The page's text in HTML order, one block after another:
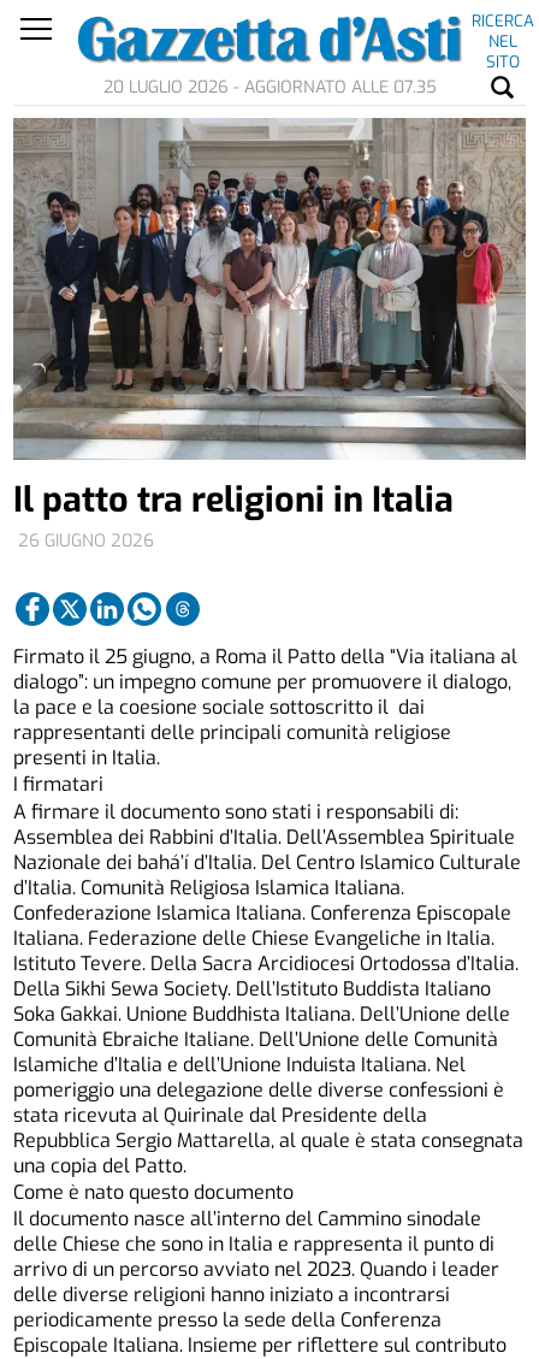
RICERCA
NEL
SITO
20 LUGLIO 2026 - AGGIORNATO ALLE 07.35
26 GIUGNO 2026
Il patto tra religioni in Italia
Firmato il 25 giugno, a Roma il Patto della “Via italiana al
dialogo”: un impegno comune per promuovere il dialogo,
la pace e la coesione sociale sottoscritto il dai
rappresentanti delle principali comunità religiose
presenti in Italia.
I firmatari
A firmare il documento sono stati i responsabili di:
Assemblea dei Rabbini d’Italia. Dell’Assemblea Spirituale
Nazionale dei bahá’í d’Italia. Del Centro Islamico Culturale
d’Italia. Comunità Religiosa Islamica Italiana.
Confederazione Islamica Italiana. Conferenza Episcopale
Italiana. Federazione delle Chiese Evangeliche in Italia.
Istituto Tevere. Della Sacra Arcidiocesi Ortodossa d’Italia.
Della Sikhi Sewa Society. Dell’Istituto Buddista Italiano
Soka Gakkai. Unione Buddhista Italiana. Dell’Unione delle
Comunità Ebraiche Italiane. Dell’Unione delle Comunità
Islamiche d’Italia e dell’Unione Induista Italiana. Nel
pomeriggio una delegazione delle diverse confessioni è
stata ricevuta al Quirinale dal Presidente della
Repubblica Sergio Mattarella, al quale è stata consegnata
una copia del Patto.
Come è nato questo documento
Il documento nasce all’interno del Cammino sinodale
delle Chiese che sono in Italia e rappresenta il punto di
arrivo di un percorso avviato nel 2023. Quando i leader
delle diverse religioni hanno iniziato a incontrarsi
periodicamente presso la sede della Conferenza
Episcopale Italiana. Insieme per riflettere sul contributo